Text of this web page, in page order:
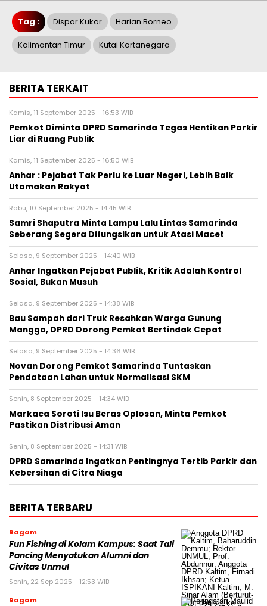
Tag : Dispar Kukar Harian Borneo
Kalimantan Timur Kutai Kartanegara
BERITA TERKAIT
Kamis, 11 September 2025 - 16:53 WIB
Pemkot Diminta DPRD Samarinda Tegas Hentikan Parkir
Liar di Ruang Publik
Kamis, 11 September 2025 - 16:50 WIB
Anhar : Pejabat Tak Perlu ke Luar Negeri, Lebih Baik
Utamakan Rakyat
Rabu, 10 September 2025 - 14:45 WIB
Samri Shaputra Minta Lampu Lalu Lintas Samarinda
Seberang Segera Difungsikan untuk Atasi Macet
Selasa, 9 September 2025 - 14:40 WIB
Anhar Ingatkan Pejabat Publik, Kritik Adalah Kontrol
Sosial, Bukan Musuh
Selasa, 9 September 2025 - 14:38 WIB
Bau Sampah dari Truk Resahkan Warga Gunung
Mangga, DPRD Dorong Pemkot Bertindak Cepat
Selasa, 9 September 2025 - 14:36 WIB
Novan Dorong Pemkot Samarinda Tuntaskan
Pendataan Lahan untuk Normalisasi SKM
Senin, 8 September 2025 - 14:34 WIB
Markaca Soroti Isu Beras Oplosan, Minta Pemkot
Pastikan Distribusi Aman
Senin, 8 September 2025 - 14:31 WIB
DPRD Samarinda Ingatkan Pentingnya Tertib Parkir dan
Kebersihan di Citra Niaga
BERITA TERBARU
Ragam
Fun Fishing di Kolam Kampus: Saat Tali
Pancing Menyatukan Alumni dan
Civitas Unmul
Senin, 22 Sep 2025 - 12:53 WIB
Ragam